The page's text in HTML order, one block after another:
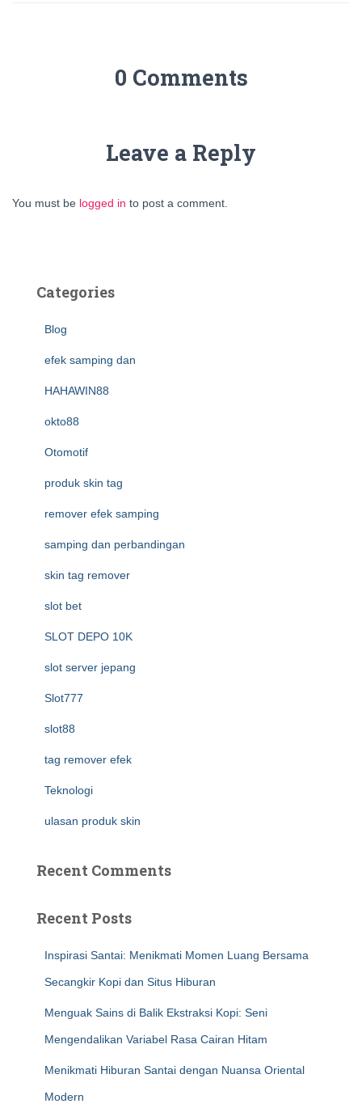
0 Comments
Leave a Reply
You must be logged in to post a comment.
Categories
Blog
efek samping dan
HAHAWIN88
okto88
Otomotif
produk skin tag
remover efek samping
samping dan perbandingan
skin tag remover
slot bet
SLOT DEPO 10K
slot server jepang
Slot777
slot88
tag remover efek
Teknologi
ulasan produk skin
Recent Comments
Recent Posts
Inspirasi Santai: Menikmati Momen Luang Bersama
Secangkir Kopi dan Situs Hiburan
Menguak Sains di Balik Ekstraksi Kopi: Seni
Mengendalikan Variabel Rasa Cairan Hitam
Menikmati Hiburan Santai dengan Nuansa Oriental
Modern